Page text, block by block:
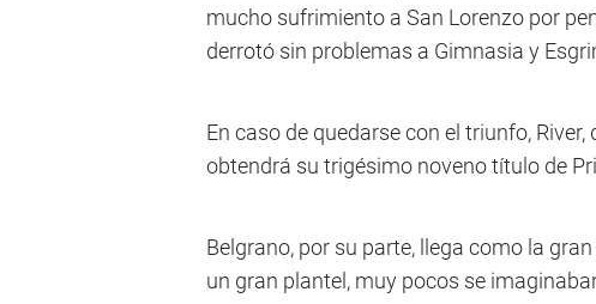
mucho sufrimiento a San Lorenzo por
derrotó sin problemas a Gimnasia y
En caso de quedarse con el triunfo,
obtendrá su trigésimo noveno título de
Belgrano, por su parte, llega como la
un gran plantel, muy pocos se